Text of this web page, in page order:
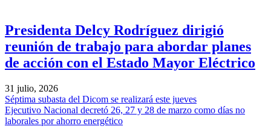
Presidenta Delcy Rodríguez dirigió
reunión de trabajo para abordar planes
de acción con el Estado Mayor Eléctrico
31 julio, 2026
Séptima subasta del Dicom se realizará este jueves
Ejecutivo Nacional decretó 26, 27 y 28 de marzo como días no
laborales por ahorro energético